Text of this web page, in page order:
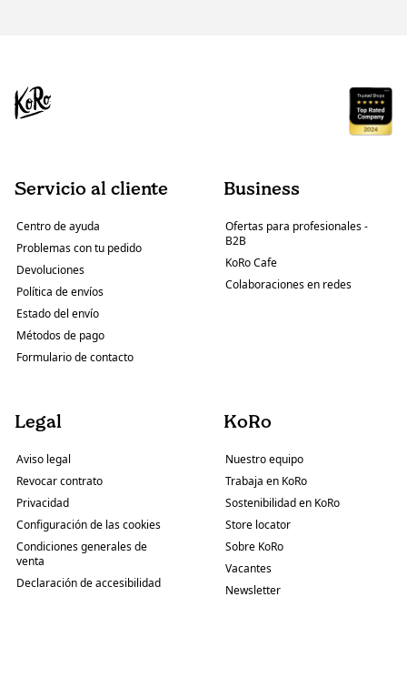
Servicio al cliente
Centro de ayuda
Problemas con tu pedido
Devoluciones
Política de envíos
Estado del envío
Métodos de pago
Formulario de contacto
Business
Ofertas para profesionales -
B2B
KoRo Cafe
Colaboraciones en redes
Legal
Aviso legal
Revocar contrato
Privacidad
Configuración de las cookies
Condiciones generales de
venta
Declaración de accesibilidad
KoRo
Nuestro equipo
Trabaja en KoRo
Sostenibilidad en KoRo
Store locator
Sobre KoRo
Vacantes
Newsletter